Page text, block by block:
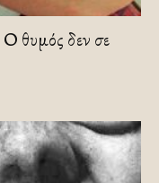
θυμός δεν σε